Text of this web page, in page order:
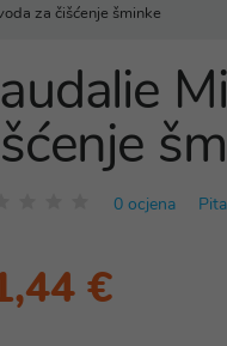
za čišćenje šminke
0 ocjena
€